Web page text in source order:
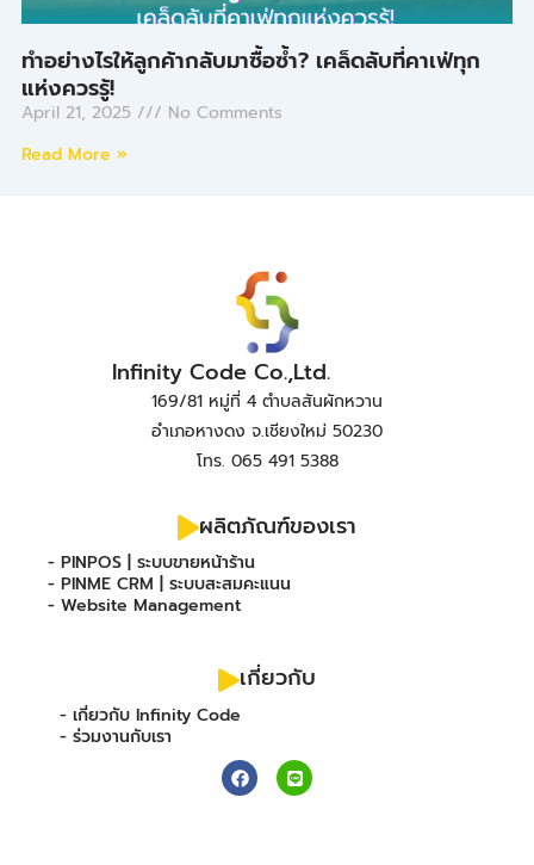
ทำอย่างไรให้ลูกค้ากลับมาซื้อซ้ำ? เคล็ดลับที่คาเฟ่ทุก
แห่งควรรู้!
April 21, 2025
No Comments
Read More »
Infinity Code Co.,Ltd.
169/81 หมู่ที่ 4 ตำบลสันผักหวาน
อำเภอหางดง จ.เชียงใหม่ 50230
โทร. 065 491 5388
ผลิตภัณฑ์ของเรา
- PINPOS | ระบบขายหน้าร้าน
- PINME CRM | ระบบสะสมคะแนน
- Website Management
เกี่ยวกับ
- เกี่ยวกับ Infinity Code
- ร่วมงานกับเรา
F
a
c
L
i
n